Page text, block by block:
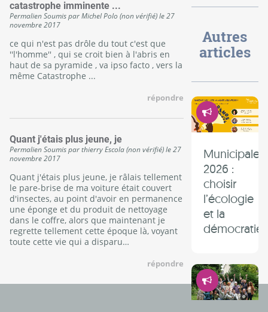
Autres
articles
Municipales
2026 :
choisir
l’écologie
et la
démocratie
catastrophe imminente ...
PermalienSoumis parMichel Polo (non vérifié)le27
novembre 2017
ce qui n'est pas drôle du tout c'est que
''l'homme'' , qui se croit bien à l'abris en
haut de sa pyramide , va ipso facto , vers la
même Catastrophe ...
répondre
Quant j'étais plus jeune, je
PermalienSoumis parthierry Escola (non vérifié)le27
novembre 2017
Quant j'étais plus jeune, je râlais tellement
le pare-brise de ma voiture était couvert
d'insectes, au point d'avoir en permanence
une éponge et du produit de nettoyage
dans le coffre, alors que maintenant je
regrette tellement cette époque là, voyant
toute cette vie qui a disparu…
répondre